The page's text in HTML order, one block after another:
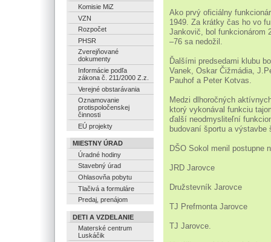
Komisie MiZ
VZN
Rozpočet
PHSR
Zverejňované
dokumenty
Informácie podľa
zákona č. 211/2000 Z.z.
Verejné obstarávania
Oznamovanie
protispoločenskej
činnosti
EÚ projekty
MIESTNY ÚRAD
Úradné hodiny
Stavebný úrad
Ohlasovňa pobytu
Tlačivá a formuláre
Predaj, prenájom
DETI A VZDELANIE
Materské centrum
Luskáčik
Ako prvý oficiálny
1949. Za krátky čas ho vo
Jankovič, bol funkcionárom
–76 sa nedožil.
Ďalšími predsedami klubu
Vanek, Oskar Čižmádia,
Pauhof a Peter Kotvas.
Medzi dlhoročných
ktorý vykonával funkciu
ďalší neodmysliteľní
budovaní športu a výstavbe
DŠO Sokol menil postupne
JRD Jarovce
Družstevník Jarovce
TJ Prefmonta Jarovce
TJ Jarovce.